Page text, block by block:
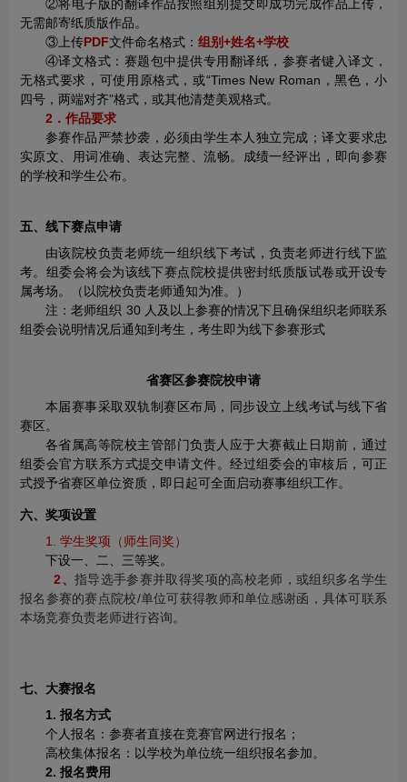
②将电子版的翻译作品按照组别提交即成功完成作品上传，
无需邮寄纸质版作品。
③上传PDF文件命名格式： 组别+姓名+学校
④译文格式：赛题包中提供专用翻译纸，参赛者键入译文，
无格式要求，可使用原格式，或“Times New Roman，黑色，小
四号，两端对齐”格式，或其他清楚美观格式。
2．作品要求
参赛作品严禁抄袭，必须由学生本人独立完成；译文要求忠
实原文、用词准确、表达完整、流畅。成绩一经评出，即向参赛
的学校和学生公布。
五、线下赛点申请
由该院校负责老师统一组织线下考试，负责老师进行线下监
考。组委会将会为该线下赛点院校提供密封纸质版试卷或开设专
属考场。（以院校负责老师通知为准。）
注：老师组织 30 人及以上参赛的情况下且确保组织老师联系
组委会说明情况后通知到考生，考生即为线下参赛形式
省赛区参赛院校申请
本届赛事采取双轨制赛区布局，同步设立上线考试与线下省
赛区。
各省属高等院校主管部门负责人应于大赛截止日期前，通过
组委会官方联系方式提交申请文件。经过组委会的审核后，可正
式授予省赛区单位资质，即日起可全面启动赛事组织工作。
六、奖项设置
1. 学生奖项（师生同奖）
下设一、二、三等奖。
2、指导选手参赛并取得奖项的高校老师，或组织多名学生
报名参赛的赛点院校/单位可获得教师和单位感谢函，具体可联系
本场竞赛负责老师进行咨询。
七、大赛报名
1. 报名方式
个人报名：参赛者直接在竞赛官网进行报名；
高校集体报名：以学校为单位统一组织报名参加。
2. 报名费用